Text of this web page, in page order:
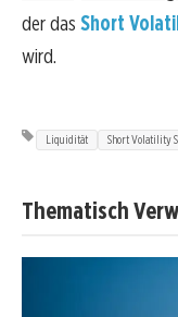
der das Short
wird.
Liquidität Short Volatility
Thematisch